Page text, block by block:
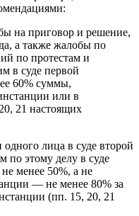
на приговор и решение,
а также жалобы по
по протестам и
в суде первой
60% суммы,
или в
21 настоящих
лица в суде второй
по этому делу в суде
менее 50%, а не
— не менее 80% за
(пп. 15, 20, 21